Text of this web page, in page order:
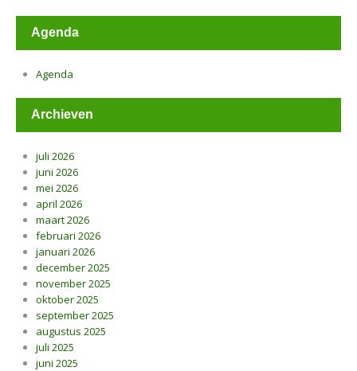
Agenda
Agenda
Archieven
juli 2026
juni 2026
mei 2026
april 2026
maart 2026
februari 2026
januari 2026
december 2025
november 2025
oktober 2025
september 2025
augustus 2025
juli 2025
juni 2025